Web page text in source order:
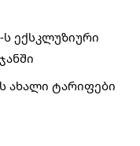
ს ექსკლუზიური
ახალი ტარიფები